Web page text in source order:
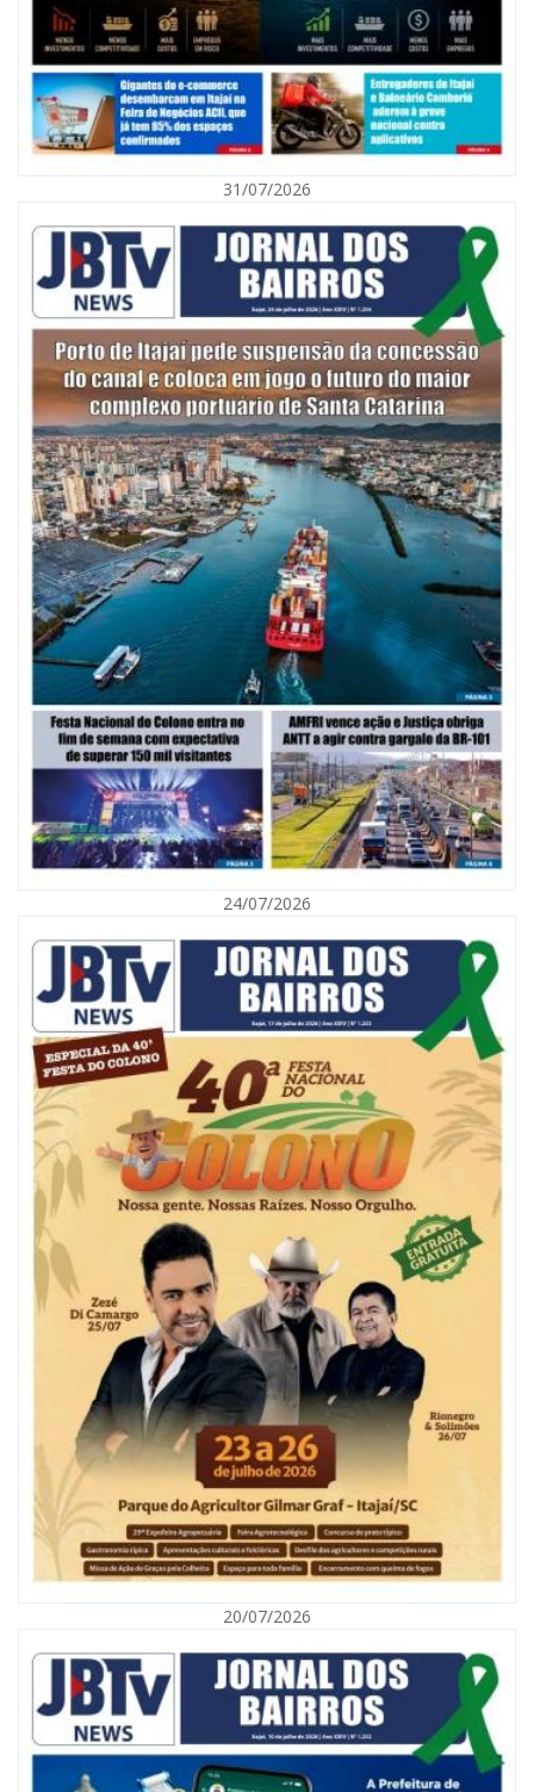
Itajaí avança na implantação do Método Wolbachia para o combate à
ITAPEMA
05/08/2026 | 07:00
Viva Praia terá edição especial de Dia dos Pais com atrações para toda a
NAVEGANTES
05/08/2026 | 07:00
Refis 2026 oferece opções de pagamentos com descontos
BALNEÁRIO CAMBORIÚ
31/07/2026
24/07/2026
20/07/2026